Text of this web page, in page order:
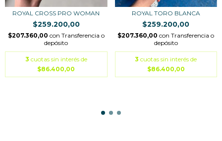
ROYAL CROSS PRO WOMAN
$259.200,00
$207.360,00 con Transferencia o
depósito
3 cuotas sin interés de
$86.400,00
ROYAL TORO BLANCA
$259.200,00
$207.360,00con Transferencia o
depósito
3 cuotas sin interés de
$86.400,00